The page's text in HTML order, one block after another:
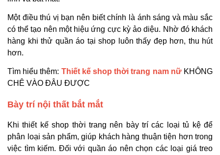
Một điều thú vị bạn nên biết chính là ánh sáng và màu sắc
có thể tạo nên một hiệu ứng cực kỳ ảo diệu. Nhờ đó khách
hàng khi thử quần áo tại shop luôn thấy đẹp hơn, thu hút
hơn.
Tìm hiểu thêm: Thiết kế shop thời trang nam nữ KHÔNG
CHÊ VÀO ĐÂU ĐƯỢC
Bày trí nội thất bắt mắt
Khi thiết kế shop thời trang nên bày trí các loại tủ kệ để
phân loại sản phẩm, giúp khách hàng thuận tiện hơn trong
việc tìm kiếm. Đối với quần áo nên chọn các loại giá treo